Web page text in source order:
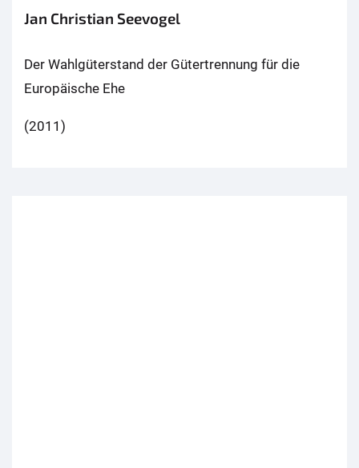
Jan Christian Seevogel
Der Wahlgüterstand der Gütertrennung für die
Europäische Ehe
(2011)